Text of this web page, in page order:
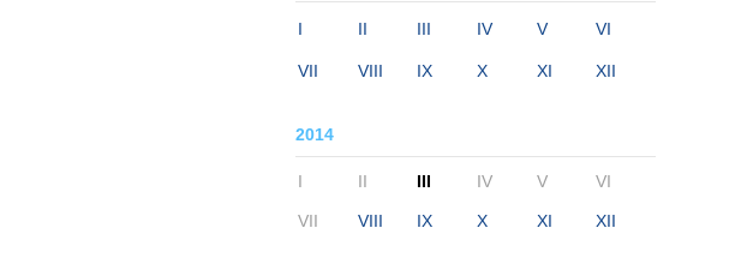
I II III IV V VI
VII VIII IX X XI XII
2014
I II III IV V VI
VII VIII IX X XI XII